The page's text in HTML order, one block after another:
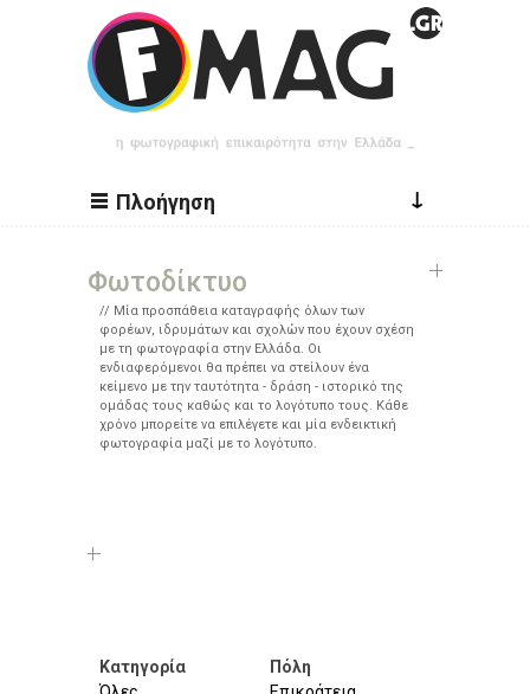
Παράκαμψη προς το κυρίως περιεχόμενο
Πλοήγηση ↓
Φωτοδίκτυο
Μία προσπάθεια καταγραφής όλων των
φορέων, ιδρυμάτων και σχολών που έχουν σχέση
με τη φωτογραφία στην Ελλάδα. Οι
ενδιαφερόμενοι θα πρέπει να στείλουν ένα
κείμενο με την ταυτότητα - δράση - ιστορικό της
ομάδας τους καθώς και το λογότυπο τους. Κάθε
χρόνο μπορείτε να επιλέγετε και μία ενδεικτική
φωτογραφία μαζί με το λογότυπο.
Κατηγορία
Πόλη